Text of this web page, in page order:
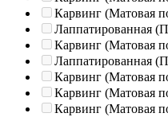
Карвинг (Матовая
Лаппатированная
Карвинг (Матовая
Лаппатированная
Карвинг (Матовая
Карвинг (Матовая
Карвинг (Матовая